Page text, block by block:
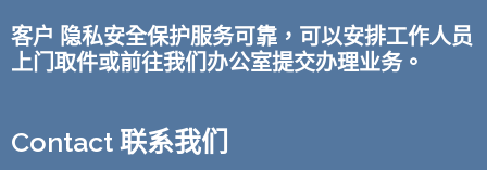
客户 隐私安全保护服务可靠，可以安排工作人员
上门取件或前往我们办公室提交办理业务。
Contact 联系我们